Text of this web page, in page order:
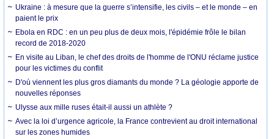
Ukraine : à mesure que la guerre s’intensifie, les civils – et le monde – en
paient le prix
Ebola en RDC : en un peu plus de deux mois, l'épidémie frôle le bilan
record de 2018-2020
En visite au Liban, le chef des droits de l'homme de l'ONU réclame justice
pour les victimes du conflit
D'où viennent les plus gros diamants du monde ? La géologie apporte de
nouvelles réponses
Ulysse aux mille ruses était-il aussi un athlète ?
Avec la loi d’urgence agricole, la France contrevient au droit international
sur les zones humides